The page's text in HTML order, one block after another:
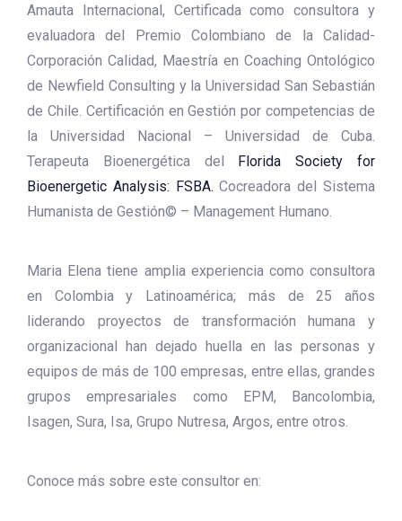
Amauta Internacional, Certificada como consultora y
evaluadora del Premio Colombiano de la Calidad-
Corporación Calidad, Maestría en Coaching Ontológico
de Newfield Consulting y la Universidad San Sebastián
de Chile. Certificación en Gestión por competencias de
la Universidad Nacional – Universidad de Cuba.
Terapeuta Bioenergética del Florida Society for
Bioenergetic Analysis: FSBA.Cocreadora del Sistema
Humanista de Gestión© – Management Humano.
Maria Elena tiene amplia experiencia como consultora
en Colombia y Latinoamérica; más de 25 años
liderando proyectos de transformación humana y
organizacional han dejado huella en las personas y
equipos de más de 100 empresas, entre ellas, grandes
grupos empresariales como EPM, Bancolombia,
Isagen, Sura, Isa, Grupo Nutresa, Argos, entre otros.
Conoce más sobre este consultor en: